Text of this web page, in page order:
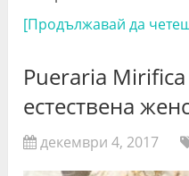
[Продължавай да
Pueraria
естествена
декември 4, 2017